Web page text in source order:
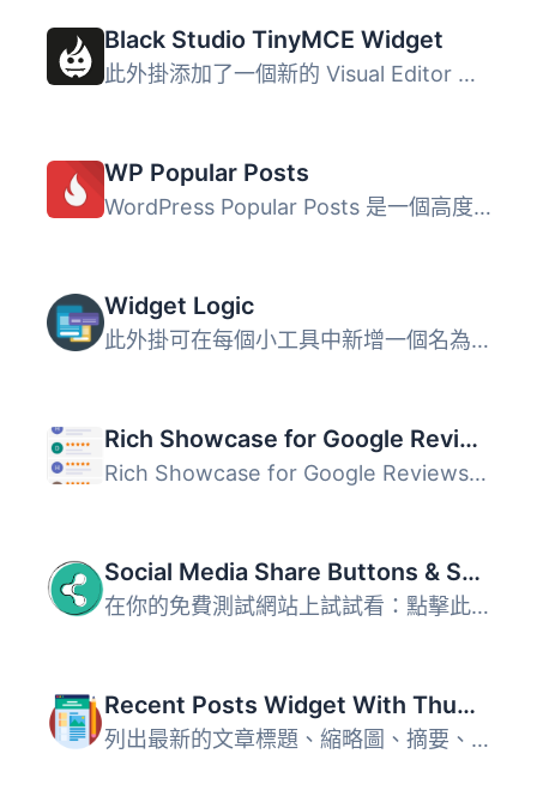
Black Studio TinyMCE Widget
此外掛添加了一個新的 Visual Editor 小工具類型，讓您能夠在...
WP Popular Posts
WordPress Popular Posts 是一個高度可定製的小工具，可以顯...
Widget Logic
此外掛可在每個小工具中新增一個名為 "Widget logic" 的額外...
Rich Showcase for Google Reviews
Rich Showcase for Google Reviews 外掛可讓您在 WordPress ...
Social Media Share Buttons & Social Sharing Icons
在你的免費測試網站上試試看：點擊此處 => https://tastewp.c...
Recent Posts Widget With Thumbnails
列出最新的文章標題、縮略圖、摘要、作者、類別、日期等等！ ...